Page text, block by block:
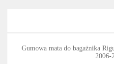
Gumowa mata do bagażnika
2006-